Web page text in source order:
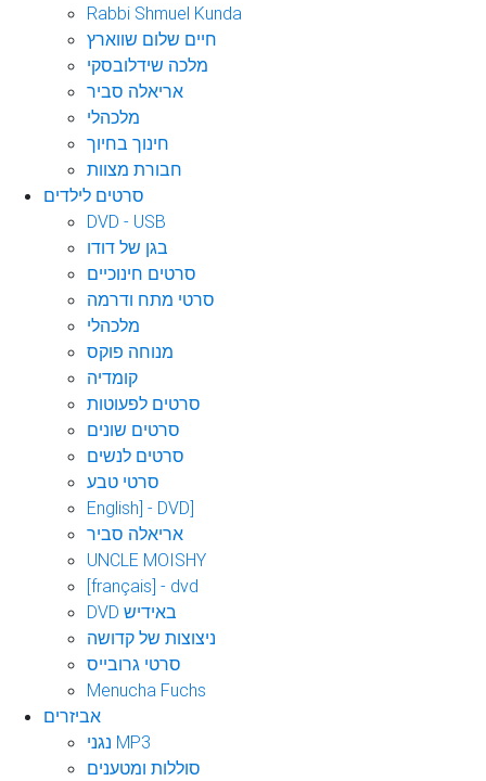
Rabbi Shmuel Kunda
חיים שלום שווארץ
מלכה שידלובסקי
אריאלה סביר
מלכהלי
חינוך בחיוך
חבורת מצוות
סרטים לילדים
DVD - USB
בגן של דודו
סרטים חינוכיים
סרטי מתח ודרמה
מלכהלי
מנוחה פוקס
קומדיה
סרטים לפעוטות
סרטים שונים
סרטים לנשים
סרטי טבע
English] - DVD]
אריאלה סביר
UNCLE MOISHY
[français] - dvd
DVD באידיש
ניצוצות של קדושה
סרטי גרובייס
Menucha Fuchs
אביזרים
נגני MP3
סוללות ומטענים